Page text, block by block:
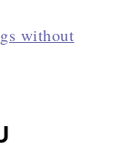
without